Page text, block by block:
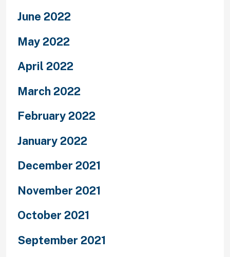
June 2022
May 2022
April 2022
March 2022
February 2022
January 2022
December 2021
November 2021
October 2021
September 2021